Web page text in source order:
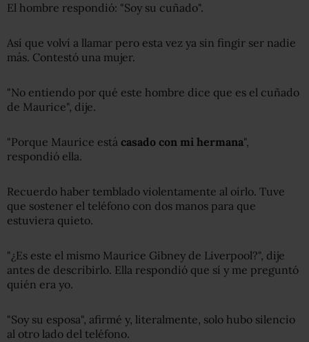
El hombre respondió: "Soy su cuñado".
Así que volví a llamar pero esta vez ya sin fingir ser nadie
más. Contestó una mujer.
"No entiendo por qué este hombre dice que es el cuñado
de Maurice", dije.
"Porque Maurice está casado con mi hermana",
respondió ella.
Recuerdo haber temblado violentamente al oírlo. Tuve
que sostener el teléfono con dos manos para que
estuviera quieto.
"¿Es este el mismo Maurice Gibney de Liverpool?", dije
antes de describirlo. Ella respondió que sí y me preguntó
quién era yo.
"Soy su esposa", afirmé y, literalmente, solo hubo silencio
al otro lado del teléfono.